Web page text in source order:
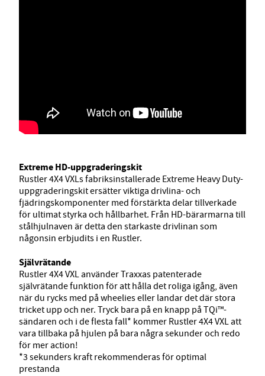
Extreme HD-uppgraderingskit
Rustler 4X4 VXLs fabriksinstallerade Extreme Heavy Duty-
uppgraderingskit ersätter viktiga drivlina- och
fjädringskomponenter med förstärkta delar tillverkade
för ultimat styrka och hållbarhet. Från HD-bärarmarna till
stålhjulnaven är detta den starkaste drivlinan som
någonsin erbjudits i en Rustler.
Självrätande
Rustler 4X4 VXL använder Traxxas patenterade
självrätande funktion för att hålla det roliga igång, även
när du rycks med på wheelies eller landar det där stora
tricket upp och ner. Tryck bara på en knapp på TQi™-
sändaren och i de flesta fall* kommer Rustler 4X4 VXL att
vara tillbaka på hjulen på bara några sekunder och redo
för mer action!
*3 sekunders kraft rekommenderas för optimal
prestanda